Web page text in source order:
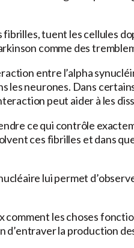
fibrilles, tuent les cellules
comme des
entre l’alpha
les neurones. Dans
peut aider à les
ce qui contrôle
ces fibrilles et dans
lui permet
comment les choses
la production